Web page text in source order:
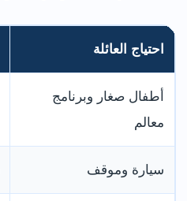
احتياج العائلة
أطفال صغار وبرنامج
معالم
سيارة وموقف